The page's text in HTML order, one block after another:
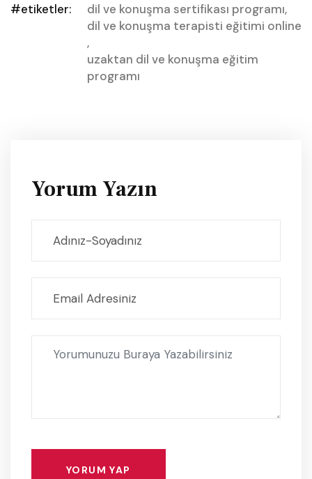
#etiketler: dil ve konuşma sertifikası programı,
dil ve konuşma terapisti eğitimi online
,
uzaktan dil ve konuşma eğitim
programı
Yorum Yazın
YORUM YAP